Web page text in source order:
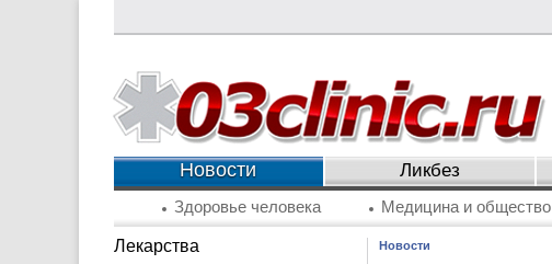
Новости Ликбез
Здоровье человека Медицина и общество
Лекарства
Новости